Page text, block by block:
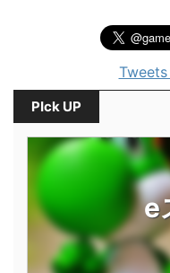
PIck UP
e